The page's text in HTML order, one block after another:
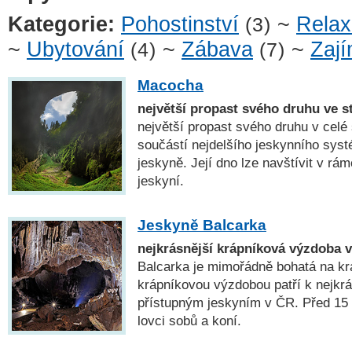
Kategorie: Pohostinství (3) ~
~ Ubytování (4) ~ Zábava (7) ~
Macocha
největší propast svého druhu ve
největší propast svého druhu v
součástí nejdelšího jeskynního
jeskyně. Její dno lze navštívit v
jeskyní.
Jeskyně Balcarka
nejkrásnější krápníková výzdoba
Balcarka je mimořádně bohatá na
krápníkovou výzdobou patří k
přístupným jeskyním v ČR. Před
lovci sobů a koní.